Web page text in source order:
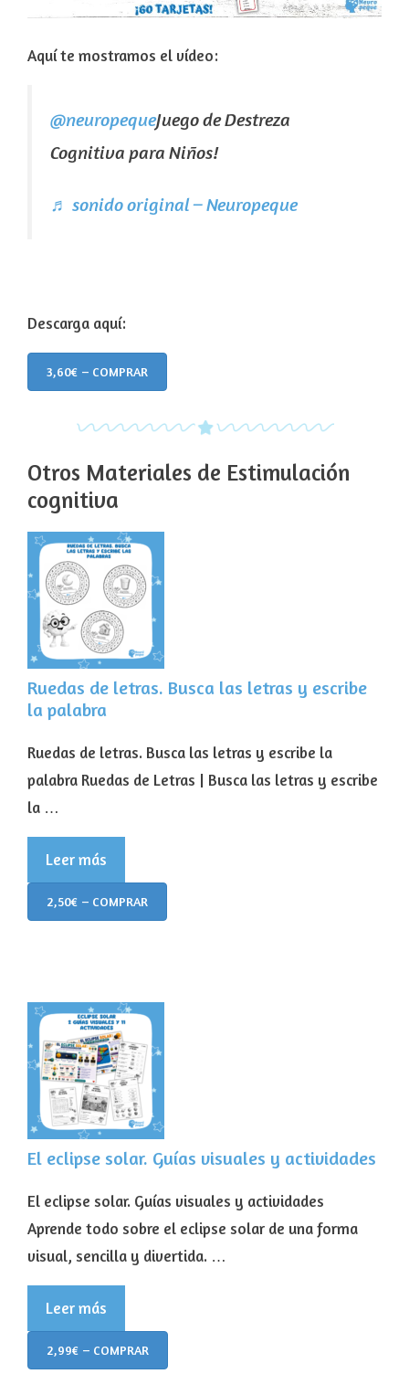
Aquí te mostramos el vídeo:
@neuropequeJuego de Destreza
Cognitiva para Niños!
♬ sonido original – Neuropeque
Descarga aquí:
3,60€ – COMPRAR
Otros Materiales de Estimulación
cognitiva
Ruedas de letras. Busca las letras y escribe
la palabra
Ruedas de letras. Busca las letras y escribe la
palabra Ruedas de Letras | Busca las letras y escribe
la …
Leer más
2,50€ – COMPRAR
El eclipse solar. Guías visuales y actividades
El eclipse solar. Guías visuales y actividades
Aprende todo sobre el eclipse solar de una forma
visual, sencilla y divertida. …
Leer más
2,99€ – COMPRAR